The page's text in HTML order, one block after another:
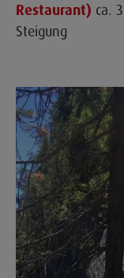
Restaurant) ca.
Steigung